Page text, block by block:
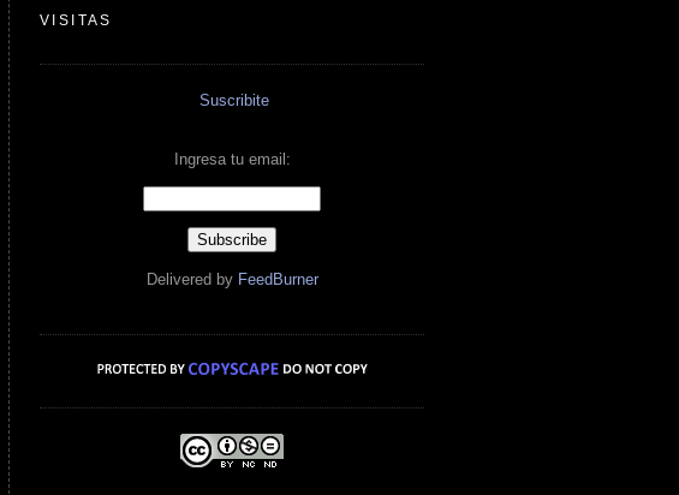
VISITAS
Suscribite
Ingresa tu email:
Delivered by FeedBurner